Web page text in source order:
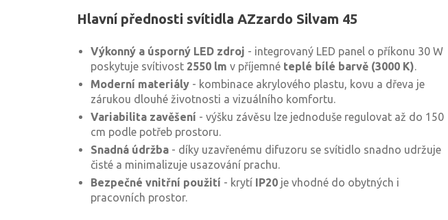
Hlavní přednosti svítidla AZzardo Silvam 45
Výkonný a úsporný LED zdroj - integrovaný LED panel o příkonu 30 W
poskytuje svítivost 2550 lm v příjemné teplé bílé barvě (3000 K).
Moderní materiály - kombinace akrylového plastu, kovu a dřeva je
zárukou dlouhé životnosti a vizuálního komfortu.
Variabilita zavěšení - výšku závěsu lze jednoduše regulovat až do 150
cm podle potřeb prostoru.
Snadná údržba - díky uzavřenému difuzoru se svítidlo snadno udržuje
čisté a minimalizuje usazování prachu.
Bezpečné vnitřní použití - krytí IP20 je vhodné do obytných i
pracovních prostor.